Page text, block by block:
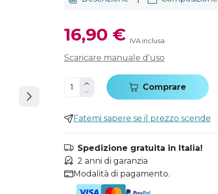
16,90 € IVA inclusa
Scaricare manuale d'uso
Comprare
Fatemi sapere se il prezzo scende
Spedizione gratuita in Italia!
2 anni di garanzia
Modalità di pagamento.